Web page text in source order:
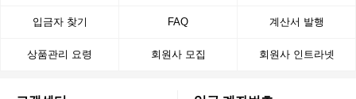
입금자 찾기 FAQ 계산서 발행
상품관리 요령 회원사 모집 회원사 인트라넷